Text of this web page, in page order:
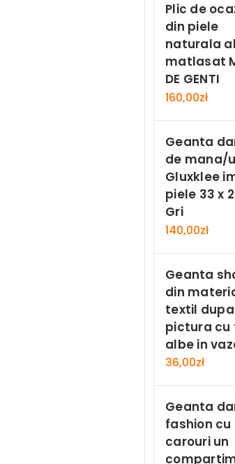
Plic de
din piele
naturala
matlasat
DE GENTI
160,00zł
Geanta
de mana/
Gluxklee
piele 33 x
Gri
140,00zł
Geanta
din
textil
pictura cu
albe in
36,00zł
Geanta
fashion cu
carouri un